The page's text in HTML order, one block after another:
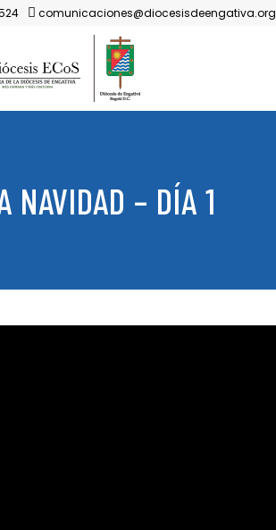
comunicaciones@diocesisdeengativa.org
NAVIDAD – DÍA 1